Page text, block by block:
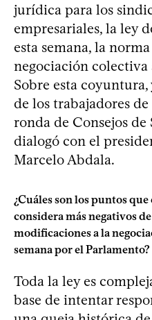
jurídica para los
empresariales, la ley
esta semana, la
negociación colectiva
Sobre esta
de los trabajadores
ronda de Consejos de
dialogó con el
Marcelo Abdala.
¿Cuáles son los puntos
considera más negativos
modificaciones a la
semana por el Parlamento?
Toda la ley es
base de intentar